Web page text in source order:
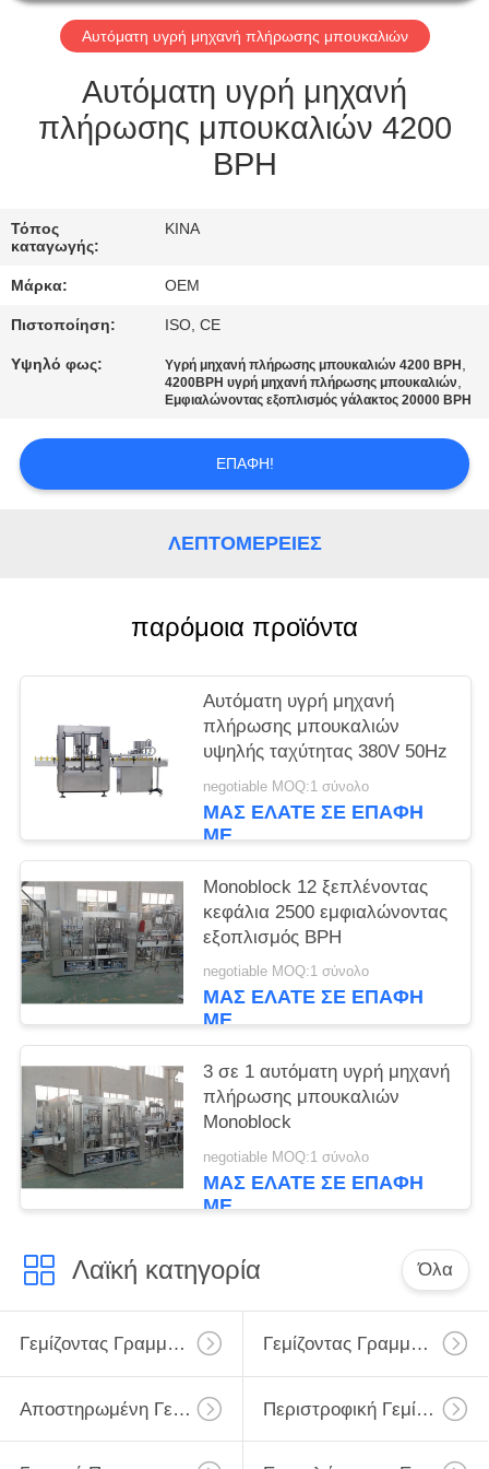
ΈΛΕΓΧΟΣ
ΕΛΆΤΕ
ΜΕ
ΖΗΤΉΣΤΕ
ΈΝΑ
ΑΠΌΣΠΑΣΜΑ
SITEMAP
PRIVACY
Αυτόματη υγρή μηχανή πλήρωσης μπουκαλιών
Αυτόματη υγρή μηχανή
πλήρωσης μπουκαλιών 4200
BPH
Τόπος
καταγωγής:
ΚΙΝΑ
Μάρκα: OEM
Πιστοποίηση: ISO, CE
Υψηλό φως: Υγρή μηχανή πλήρωσης μπουκαλιών 4200 BPH
4200BPH υγρή μηχανή πλήρωσης μπουκαλιών
Εμφιαλώνοντας εξοπλισμός γάλακτος 20000 BPH
ΕΠΑΦΉ!
ΛΕΠΤΟΜΈΡΕΙΕΣ
παρόμοια προϊόντα
Αυτόματη υγρή μηχανή
πλήρωσης μπουκαλιών
υψηλής ταχύτητας 380V 50Hz
negotiable MOQ:1 σύνολο
ΜΑΣ ΕΛΆΤΕ ΣΕ ΕΠΑΦΉ
ΜΕ
Monoblock 12 ξεπλένοντας
κεφάλια 2500 εμφιαλώνοντας
εξοπλισμός BPH
negotiable MOQ:1 σύνολο
ΜΑΣ ΕΛΆΤΕ ΣΕ ΕΠΑΦΉ
ΜΕ
3 σε 1 αυτόματη υγρή μηχανή
πλήρωσης μπουκαλιών
Monoblock
negotiable MOQ:1 σύνολο
ΜΑΣ ΕΛΆΤΕ ΣΕ ΕΠΑΦΉ
ΜΕ
Λαϊκή κατηγορία Όλα
Γεμίζοντας Γραμμή Γάλακτος Γεμίζοντας Γραμμή Γάλακτος Monoblock
Αποστηρωμένη Γεμίζοντας Γραμμή Γάλακτος Περιστροφική Γεμίζοντας Γραμμή Μπουκαλιών Γάλακτος